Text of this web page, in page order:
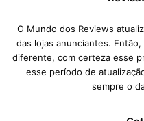
O Mundo dos Reviews
das lojas anunciantes.
diferente, com certeza esse
esse período de
sempre o